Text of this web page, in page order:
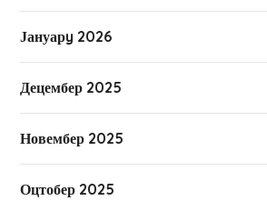
Јануарy 2026
Децембер 2025
Новембер 2025
Оцтобер 2025